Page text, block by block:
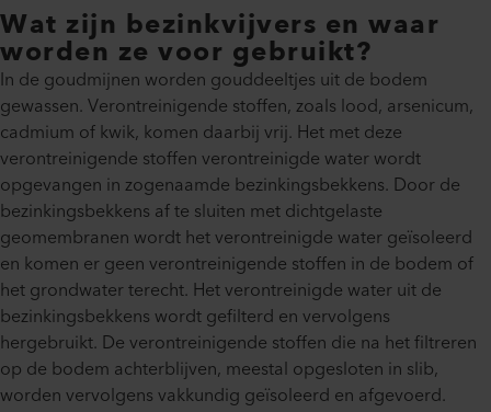
Wat zijn bezinkvijvers en waar
worden ze voor gebruikt?
In de goudmijnen worden gouddeeltjes uit de bodem
gewassen. Verontreinigende stoffen, zoals lood, arsenicum,
cadmium of kwik, komen daarbij vrij. Het met deze
verontreinigende stoffen verontreinigde water wordt
opgevangen in zogenaamde bezinkingsbekkens. Door de
bezinkingsbekkens af te sluiten met dichtgelaste
geomembranen wordt het verontreinigde water geïsoleerd
en komen er geen verontreinigende stoffen in de bodem of
het grondwater terecht. Het verontreinigde water uit de
bezinkingsbekkens wordt gefilterd en vervolgens
hergebruikt. De verontreinigende stoffen die na het filtreren
op de bodem achterblijven, meestal opgesloten in slib,
worden vervolgens vakkundig geïsoleerd en afgevoerd.